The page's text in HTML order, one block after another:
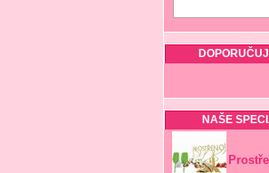
NAŠE